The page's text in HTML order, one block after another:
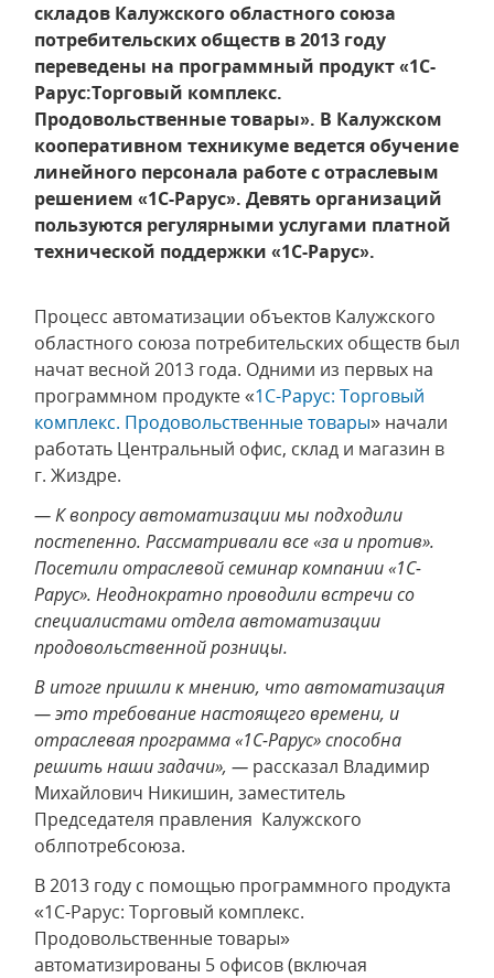
складов Калужского областного союза
потребительских обществ в 2013 году
переведены на программный продукт «1С-
Рарус:Торговый комплекс.
Продовольственные товары». В Калужском
кооперативном техникуме ведется обучение
линейного персонала работе с отраслевым
решением «1С-Рарус». Девять организаций
пользуются регулярными услугами платной
технической поддержки «1С-Рарус».
Процесс автоматизации объектов Калужского
областного союза потребительских обществ был
начат весной 2013 года. Одними из первых на
программном продукте «1С-Рарус: Торговый
комплекс. Продовольственные товары» начали
работать Центральный офис, склад и магазин в
г. Жиздре.
— К вопросу автоматизации мы подходили
постепенно. Рассматривали все «за и против».
Посетили отраслевой семинар компании «1С-
Рарус». Неоднократно проводили встречи со
специалистами отдела автоматизации
продовольственной розницы.
В итоге пришли к мнению, что автоматизация
— это требование настоящего времени, и
отраслевая программа «1С-Рарус» способна
решить наши задачи», — рассказал Владимир
Михайлович Никишин, заместитель
Председателя правления Калужского
облпотребсоюза.
В 2013 году с помощью программного продукта
«1С-Рарус: Торговый комплекс.
Продовольственные товары»
автоматизированы 5 офисов (включая